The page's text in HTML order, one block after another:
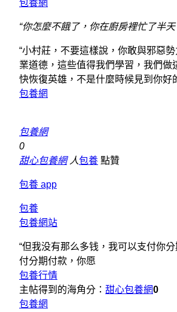
包養網
“你怎麼不餓了，你在廚房裡忙了半天
“小村莊，不要這樣說，你敢與邪惡
業道德，這些值得我們學習，我們做
快恢復英雄，不是什麼時候見到你好
包養網
包養網
0
甜心包養網 人包養 點贊
包養 app
包養
包養網站
“但我没有那么多钱，我可以支付你
付分期付款，你愿
包養行情
主帖得到的海角分： 甜心包養網0
包養網